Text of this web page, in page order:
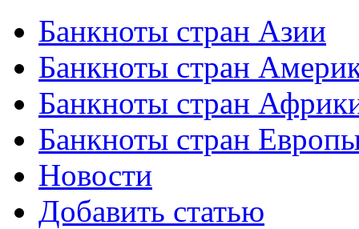
Банкноты стран Азии
Банкноты стран
Банкноты стран
Банкноты стран
Новости
Добавить статью